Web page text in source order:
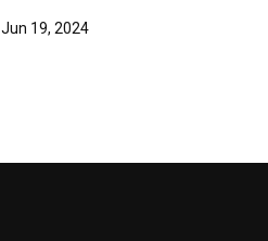
Jun 19, 2024